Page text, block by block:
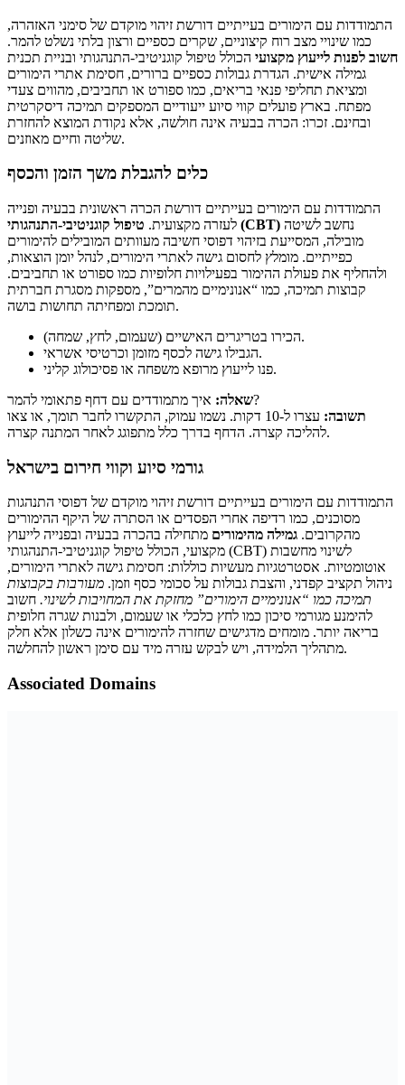
התמודדות עם הימורים בעייתיים דורשת זיהוי מוקדם של סימני האזהרה,
כמו שינויי מצב רוח קיצוניים, שקרים כספיים ורצון בלתי נשלט להמר.
חשוב לפנות לייעוץ מקצועי הכולל טיפול קוגניטיבי-התנהגותי ובניית תכנית
גמילה אישית. הגדרת גבולות כספיים ברורים, חסימת אתרי הימורים
ומציאת תחליפי פנאי בריאים, כמו ספורט או תחביבים, מהווים צעדי
מפתח. בארץ פועלים קווי סיוע ייעודיים המספקים תמיכה דיסקרטית
ובחינם. זכרו: הכרה בבעיה אינה חולשה, אלא נקודת המוצא להחזרת
שליטה וחיים מאוזנים.
כלים להגבלת משך הזמן והכסף
התמודדות עם הימורים בעייתיים דורשת הכרה ראשונית בבעיה ופנייה
לעזרה מקצועית. טיפול קוגניטיבי-התנהגותי (CBT)
מובילה, המסייעת בזיהוי דפוסי חשיבה מעוותים המובילים להימורים
כפייתיים. מומלץ לחסום גישה לאתרי הימורים, לנהל יומן הוצאות,
ולהחליף את פעולת ההימור בפעילויות חלופיות כמו ספורט או תחביבים.
קבוצות תמיכה, כמו “אנונימיים מהמרים”, מספקות מסגרת חברתית
תומכת ומפחיתה תחושות בושה.
הכירו בטריגרים האישיים (שעמום, לחץ, שמחה).
הגבילו גישה לכסף מזומן וכרטיסי אשראי.
פנו לייעוץ מרופא משפחה או פסיכולוג קליני.
שאלה:איך מתמודדים עם דחף פתאומי להמר?
תשובה:
עצרו ל-10 דקות. נשמו עמוק, התקשרו לחבר תומך, או צאו
להליכה קצרה. הדחף בדרך כלל מתפוגג לאחר המתנה קצרה.
גורמי סיוע וקווי חירום בישראל
התמודדות עם הימורים בעייתיים דורשת זיהוי מוקדם של דפוסי התנהגות
מסוכנים, כמו רדיפה אחרי הפסדים או הסתרה של היקף ההימורים
מהקרובים. גמילה מהימורים מתחילה בהכרה בבעיה ובפנייה לייעוץ
מקצועי, הכולל טיפול קוגניטיבי-התנהגותי (CBT) לשינוי מחשבות
אוטומטיות. אסטרטגיות מעשיות כוללות: חסימת גישה לאתרי הימורים,
ניהול תקציב קפדני, והצבת גבולות על סכומי כסף וזמן. מעורבות בקבוצות
תמיכה כמו “אנונימיים הימורים” מחזקת את המחויבות לשינוי. חשוב
להימנע מגורמי סיכון כמו לחץ כלכלי או שעמום, ולבנות שגרה חלופית
בריאה יותר. מומחים מדגישים שחזרה להימורים אינה כשלון אלא חלק
מתהליך הלמידה, ויש לבקש עזרה מיד עם סימן ראשון להחלשה.
Associated Domains